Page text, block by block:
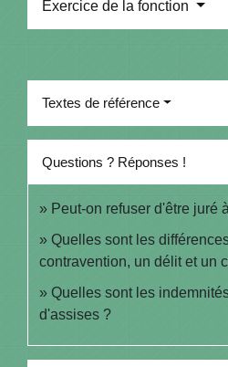
Exercice de la fonction
Textes de référence
Questions ? Réponses !
Peut-on refuser d'être juré
Quelles sont les
contravention, un délit et un
Quelles sont les
d'assises ?